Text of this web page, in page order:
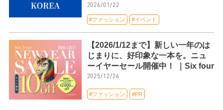
2026/01/22
#ファッション #イベント
【2026/1/12まで】新しい一年のは
じまりに、好印象な一本を。ニュ
ーイヤーセール開催中！ ｜Six four
2025/12/26
#ファッション #PR